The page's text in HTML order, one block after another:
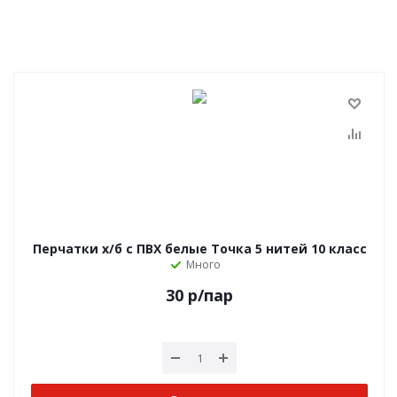
Перчатки х/б с ПВХ белые Точка 5 нитей 10 класс
Много
30 р/пар